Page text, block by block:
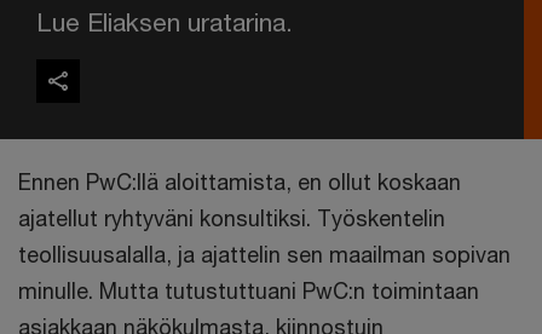
Lue Eliaksen uratarina.
Ennen PwC:llä aloittamista, en ollut koskaan
ajatellut ryhtyväni konsultiksi. Työskentelin
teollisuusalalla, ja ajattelin sen maailman sopivan
minulle. Mutta tutustuttuani PwC:n toimintaan
asiakkaan näkökulmasta, kiinnostuin